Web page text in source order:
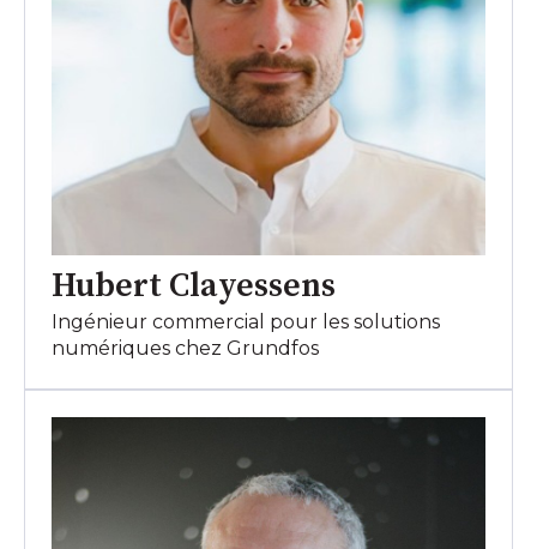
Hubert Clayessens
Ingénieur commercial pour les solutions
numériques chez Grundfos